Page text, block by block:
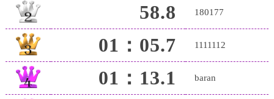
58.8 180177
01：05.7 1111112
01：13.1 baran